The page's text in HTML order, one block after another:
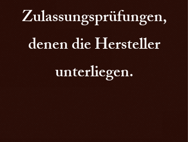
Zulassungsprüfungen,
denen die Hersteller
unterliegen.